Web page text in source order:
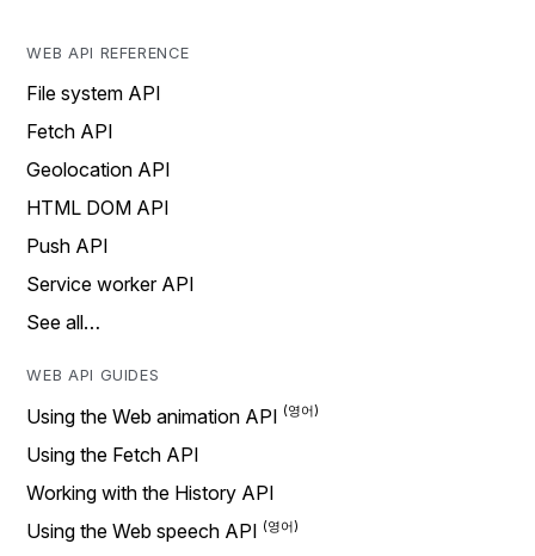
WEB API REFERENCE
File system API
Fetch API
Geolocation API
HTML DOM API
Push API
Service worker API
See all…
WEB API GUIDES
Using the Web animation API
Using the Fetch API
Working with the History API
Using the Web speech API